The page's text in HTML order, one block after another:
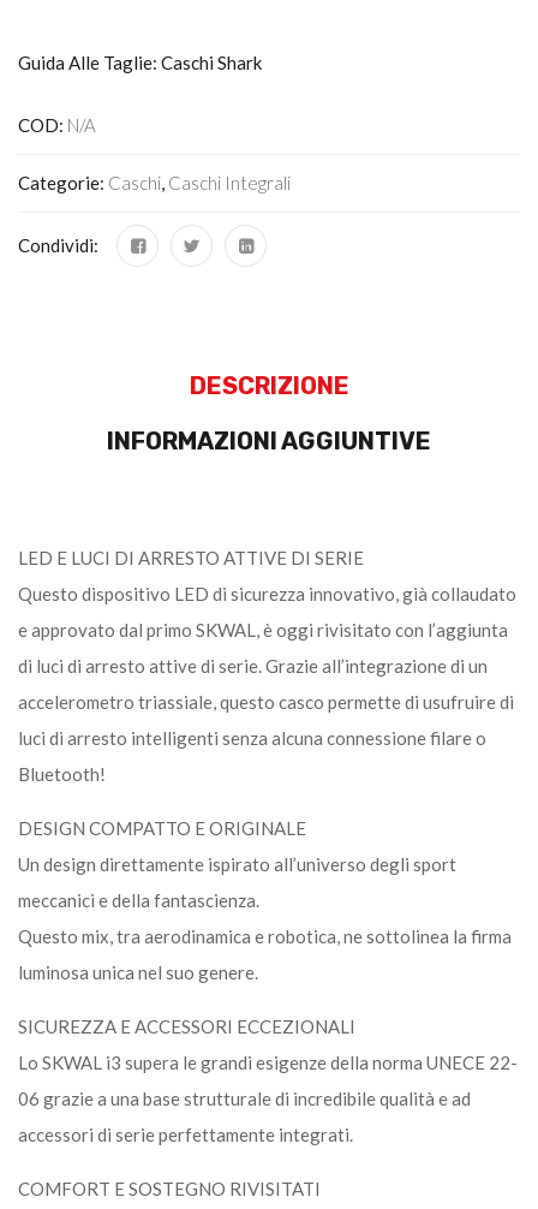
Guida Alle Taglie: Caschi Shark
COD: N/A
Categorie: Caschi, Caschi Integrali
Condividi:
DESCRIZIONE
INFORMAZIONI AGGIUNTIVE
LED E LUCI DI ARRESTO ATTIVE DI SERIE
Questo dispositivo LED di sicurezza innovativo, già collaudato
e approvato dal primo SKWAL, è oggi rivisitato con l’aggiunta
di luci di arresto attive di serie. Grazie all’integrazione di un
accelerometro triassiale, questo casco permette di usufruire di
luci di arresto intelligenti senza alcuna connessione filare o
Bluetooth!
DESIGN COMPATTO E ORIGINALE
Un design direttamente ispirato all’universo degli sport
meccanici e della fantascienza.
Questo mix, tra aerodinamica e robotica, ne sottolinea la firma
luminosa unica nel suo genere.
SICUREZZA E ACCESSORI ECCEZIONALI
Lo SKWAL i3 supera le grandi esigenze della norma UNECE 22-
06 grazie a una base strutturale di incredibile qualità e ad
accessori di serie perfettamente integrati.
COMFORT E SOSTEGNO RIVISITATI